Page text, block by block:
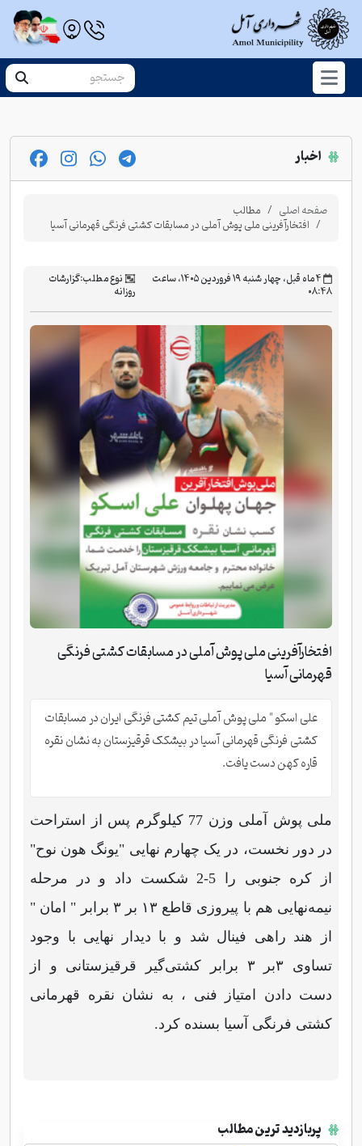
اخبار
صفحه اصلی مطالب
افتخارآفرینی ملی پوش آملی در مسابقات کشتی فرنگی قهرمانی آسیا
‫۴ ماه قبل، چهار شنبه ۱۹ فروردین ۱۴۰۵، ساعت
۰۸:۴۸
نوع مطلب:گزارشات
روزانه
افتخارآفرینی ملی پوش آملی در مسابقات کشتی فرنگی
قهرمانی آسیا
علی اسکو " ملی پوش آملی تیم کشتی فرنگی ایران در مسابقات
کشتی فرنگی قهرمانی آسیا در بیشکک قرقیزستان به نشان نقره
قاره کهن دست یافت.
ملی پوش آملی وزن 77 کیلوگرم پس از استراحت
در دور نخست، در یک چهارم نهایی "یونگ هون نوح"
از کره جنوبی را 5-2 شکست داد و در مرحله
نیمه‌نهایی هم با پیروزی قاطع ۱۳ بر ۳ برابر " امان "
از هند راهی فینال شد و با دیدار نهایی با وجود
تساوی ۳بر ۳ برابر کشتی‌گیر قرقیزستانی و از
دست دادن امتیاز فنی ، به نشان نقره قهرمانی
کشتی فرنگی آسیا بسنده کرد.
پربازدید ترین مطالب